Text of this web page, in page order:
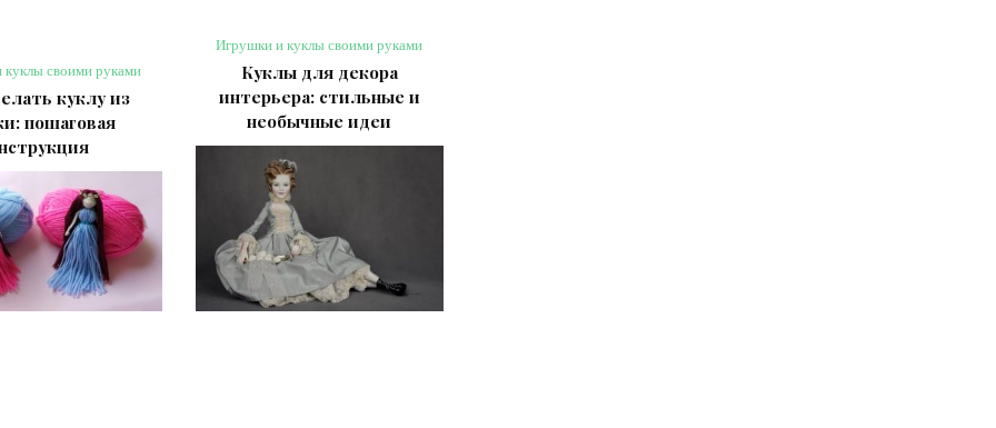
своими руками
куклу из
пошаговая
Игрушки и куклы своими руками
Куклы для декора
интерьера: стильные и
необычные идеи